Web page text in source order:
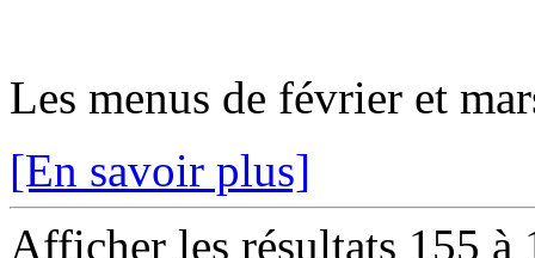
Les menus de février et
[En savoir plus]
Afficher les résultats 155 à